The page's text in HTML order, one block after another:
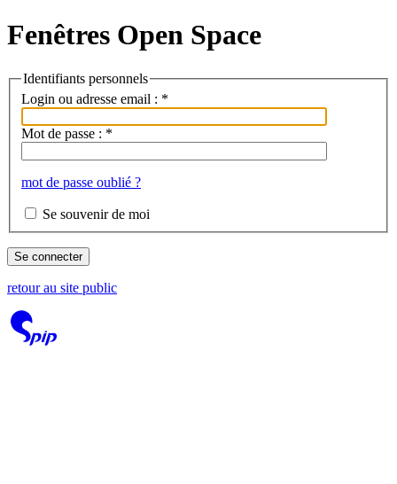
Fenêtres Open Space
Identifiants personnels
Login ou adresse email : *
Mot de passe : *
mot de passe oublié ?
Se souvenir de moi
retour au site public